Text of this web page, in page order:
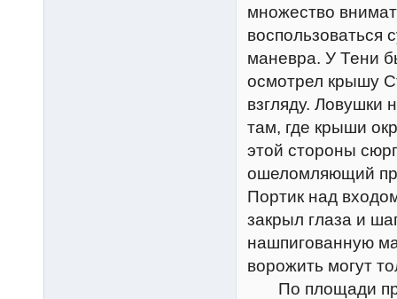
множество
воспользоваться
маневра. У Тени
осмотрел крышу
взгляду. Ловушки
там, где крыши
этой стороны
ошеломляющий
Портик над
закрыл глаза и
нашпигованную
ворожить могут
По площади